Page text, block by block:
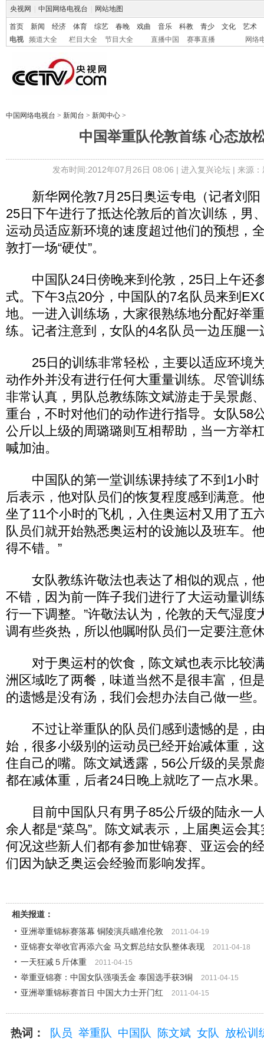
央视网 中国网络电视台 网站地图
首页 新闻 经济 体育 综艺 春晚 戏曲 音乐 科教 青少 文化
艺术
电视
频道大全 栏目大全 节目大全 直播中国 赛事直播 网络
中国网络电视台 > 新闻台 > 新闻中心 >
中国举重队伦敦首练 心态放
发布时间:2012年07月26日 08:06 | 进入复兴论坛| 来源
新华网伦敦7月25日奥运专电（记者刘阳
25日下午进行了抵达伦敦后的首次训练，男
运动员适应新环境的速度超过他们的预想，
敦打一场“硬仗”。
中国队24日傍晚来到伦敦，25日上午还
式。下午3点20分，中国队的7名队员来到
地。一进入训练场，大家很熟练地分配好举
练。记者注意到，女队的4名队员一边压腿一
25日的训练非常轻松，主要以适应环境
动作外并没有进行任何大重量训练。尽管训
非常认真，男队总教练陈文斌游走于吴景彪
重台，不时对他们的动作进行指导。女队58
公斤以上级的周璐璐则互相帮助，当一方举
喊加油。
中国队的第一堂训练课持续了不到1小时
后表示，他对队员们的恢复程度感到满意。
坐了11个小时的飞机，入住奥运村又用了五
队员们就开始熟悉奥运村的设施以及班车。
得不错。”
女队教练许敬法也表达了相似的观点，他
不错，因为前一阵子我们进行了大运动量训
行一下调整。”许敬法认为，伦敦的天气湿度
调有些炎热，所以他嘱咐队员们一定要注意
对于奥运村的饮食，陈文斌也表示比较满
洲区域吃了两餐，味道当然不是很丰富，但
的遗憾是没有汤，我们会想办法自己做一些
不过让举重队的队员们感到遗憾的是，
始，很多小级别的运动员已经开始减体重，
住自己的嘴。陈文斌透露，56公斤级的吴景
都在减体重，后者24日晚上就吃了一点水果
目前中国队只有男子85公斤级的陆永一
余人都是“菜鸟”。陈文斌表示，上届奥运会
何况这些新人们都有参加世锦赛、亚运会的
们因为缺乏奥运会经验而影响发挥。
相关报道：
亚洲举重锦标赛落幕 铜陵演兵瞄准伦敦
2011-04-19
亚锦赛女举收官再添六金 马文辉总结女队整体表现 2011-04-18
一天狂减５斤体重 2011-04-15
举重亚锦赛：中国女队强项丢金 泰国选手获3铜 2011-04-15
亚洲举重锦标赛首日 中国大力士开门红 2011-04-15
热词： 队员 举重队 中国队 陈文斌 女队
放松训